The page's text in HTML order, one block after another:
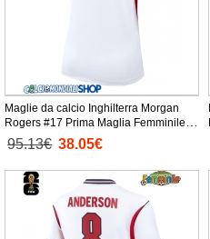
Maglie da calcio Inghilterra Morgan
Rogers #17 Prima Maglia Femminile
Mondiali 2026 Manica Corta
95.13€ 38.05€